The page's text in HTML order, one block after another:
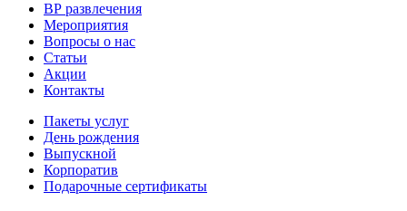
ВР развлечения
Мероприятия
Вопросы о нас
Статьи
Акции
Контакты
Пакеты услуг
День рождения
Выпускной
Корпоратив
Подарочные сертификаты